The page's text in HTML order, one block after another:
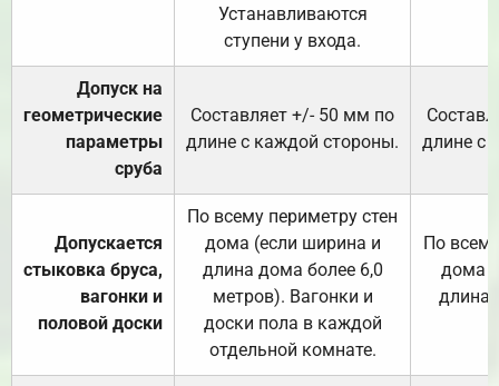
Устанавливаются
ступени у входа.
Допуск на
геометрические
параметры
сруба
Составляет +/- 50 мм по
длине с каждой стороны.
длине с
Допускается
стыковка бруса,
вагонки и
половой доски
По всему периметру стен
дома (если ширина и
длина дома более 6,0
метров). Вагонки и
доски пола в каждой
отдельной комнате.
По
дома
длина